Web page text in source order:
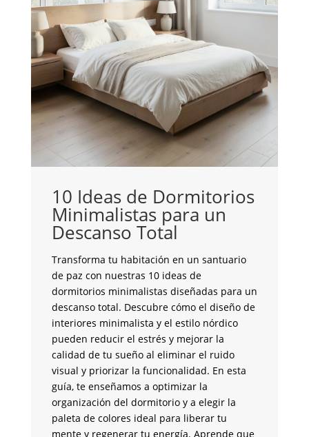
10 Ideas de Dormitorios
Minimalistas para un
Descanso Total
Transforma tu habitación en un santuario
de paz con nuestras 10 ideas de
dormitorios minimalistas diseñadas para un
descanso total. Descubre cómo el diseño de
interiores minimalista y el estilo nórdico
pueden reducir el estrés y mejorar la
calidad de tu sueño al eliminar el ruido
visual y priorizar la funcionalidad. En esta
guía, te enseñamos a optimizar la
organización del dormitorio y a elegir la
paleta de colores ideal para liberar tu
mente y regenerar tu energía. Aprende que